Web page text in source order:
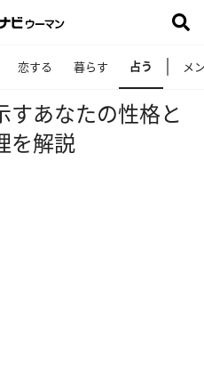
恋する 暮らす 占う メ
すあなたの性格と
を解説